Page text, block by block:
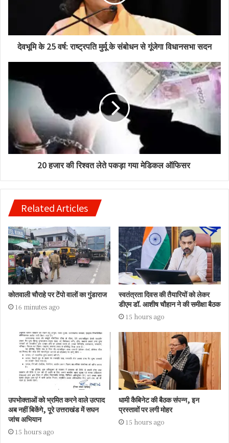
देवभूमि के 25 वर्ष: राष्ट्रपति मुर्मू के संबोधन से गूंजेगा विधानसभा सदन
20 हजार की रिश्वत लेते पकड़ा गया मेडिकल ऑफिसर
Related Articles
कोतवाली चौराहे पर टेंपो वालों का गुंडाराज
16 minutes ago
स्वतंत्रता दिवस की तैयारियों को लेकर
डीएम डॉ. आशीष चौहान ने की समीक्षा बैठक
15 hours ago
उपभोक्ताओं को भ्रमित करने वाले उत्पाद
अब नहीं बिकेंगे, पूरे उत्तराखंड में सघन
जांच अभियान
15 hours ago
धामी कैबिनेट की बैठक संपन्न, इन
प्रस्तावों पर लगी मोहर
15 hours ago